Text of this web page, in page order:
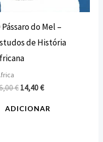
Pássaro do Mel –
de História
€ 14,40€
ADICIONAR